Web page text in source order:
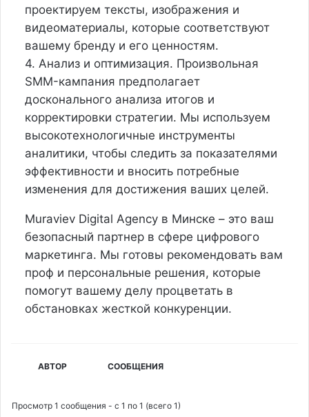
проектируем тексты, изображения и
видеоматериалы, которые соответствуют
вашему бренду и его ценностям.
4. Анализ и оптимизация. Произвольная
SMM-кампания предполагает
досконального анализа итогов и
корректировки стратегии. Мы используем
высокотехнологичные инструменты
аналитики, чтобы следить за показателями
эффективности и вносить потребные
изменения для достижения ваших целей.
Muraviev Digital Agency в Минске – это ваш
безопасный партнер в сфере цифрового
маркетинга. Мы готовы рекомендовать вам
проф и персональные решения, которые
помогут вашему делу процветать в
обстановках жесткой конкуренции.
АВТОР СООБЩЕНИЯ
Просмотр 1 сообщения - с 1 по 1 (всего 1)